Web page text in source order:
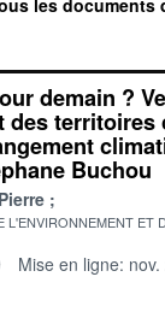
les documents
demain ?
des territoires
Buchou
L'ENVIRONNEMENT ET
Mise en ligne: nov.